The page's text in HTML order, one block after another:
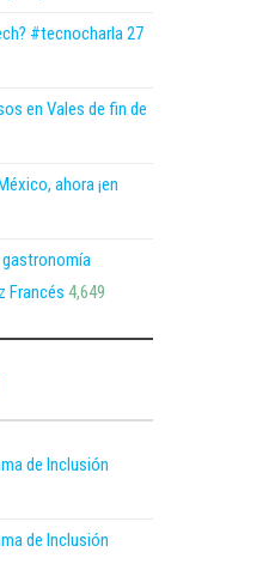
#tecnocharla 27
en Vales de fin de
ahora ¡en
Francés 4,649
de Inclusión
de Inclusión